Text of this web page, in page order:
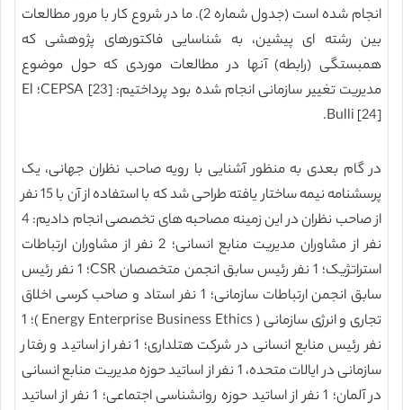
انجام شده است (جدول شماره 2). ما در شروع کار با مرور مطالعات
بین رشته ای پیشین، به شناسایی فاکتورهای پژوهشی که
همبستگی (رابطه) آنها در مطالعات موردی که حول موضوع
مدیریت تغییر سازمانی انجام شده بود پرداختیم: CEPSA [23]؛ El
Bulli [24].
در گام بعدی به منظور آشنایی با رویه صاحب نظران جهانی، یک
پرسشنامه نیمه ساختار یافته طراحی شد که با استفاده از آن با 15 نفر
از صاحب نظران در این زمینه مصاحبه های تخصصی انجام دادیم: 4
نفر از مشاوران مدیریت منابع انسانی؛ 2 نفر از مشاوران ارتباطات
استراتژیک؛ 1 نفر رئیس سابق انجمن متخصصان CSR؛ 1 نفر رئیس
سابق انجمن ارتباطات سازمانی؛ 1 نفر استاد و صاحب کرسی اخلاق
تجاری و انرژی سازمانی ( Energy Enterprise Business Ethics )؛ 1
نفر رئیس منابع انسانی در شرکت هتلداری؛ 1 نفر از اساتید و رفتار
سازمانی در ایالات متحده، 1 نفر از اساتید حوزه مدیریت منابع انسانی
در آلمان؛ 1 نفر از اساتید حوزه روانشناسی اجتماعی؛ 1 نفر از اساتید